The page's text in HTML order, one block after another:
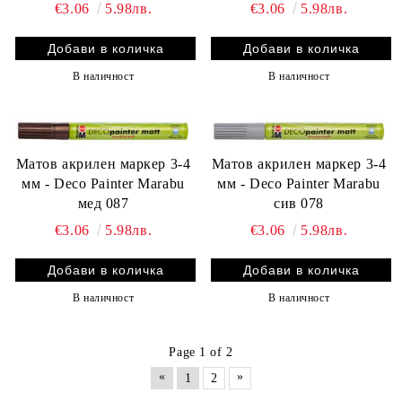
€3.06
5.98лв.
В наличност
€3.06
5.98лв.
В наличност
Матов акрилен маркер 3-4
мм - Deco Painter Marabu
мед 087
€3.06
5.98лв.
В наличност
Матов акрилен маркер 3-4
мм - Deco Painter Marabu
сив 078
€3.06
5.98лв.
В наличност
Page 1 of 2
«
1 2 »